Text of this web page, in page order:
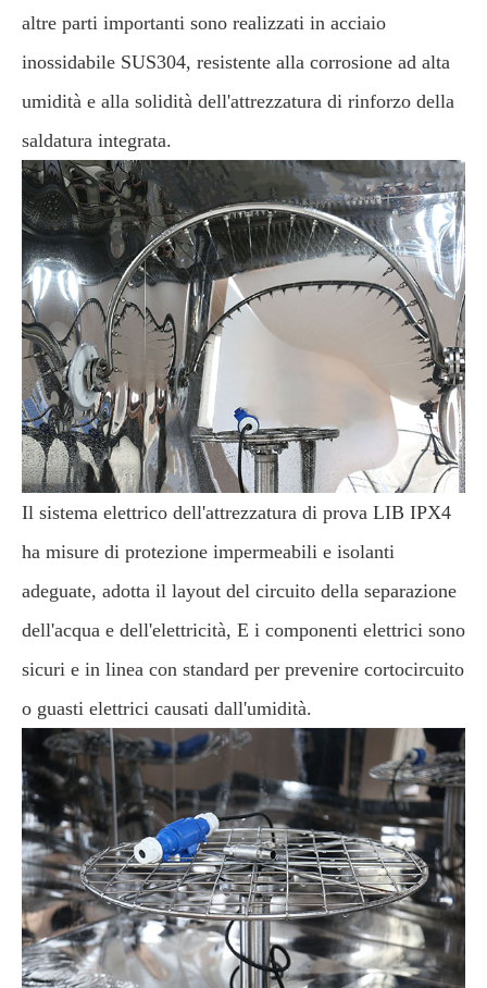
altre parti importanti sono realizzati in acciaio
inossidabile SUS304, resistente alla corrosione ad alta
umidità e alla solidità dell'attrezzatura di rinforzo della
saldatura integrata.
Il sistema elettrico dell'attrezzatura di prova LIB IPX4
ha misure di protezione impermeabili e isolanti
adeguate, adotta il layout del circuito della separazione
dell'acqua e dell'elettricità, E i componenti elettrici sono
sicuri e in linea con standard per prevenire cortocircuito
o guasti elettrici causati dall'umidità.